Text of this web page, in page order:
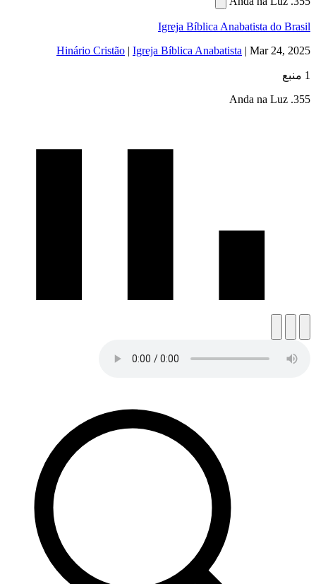
Igreja Bíblica Anabatista
Hinário Cristão |Igreja Bíblica Anabatista |Mar